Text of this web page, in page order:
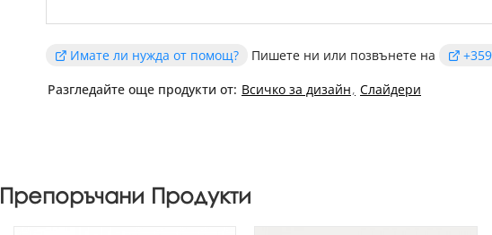
Имате ли нужда от помощ? Пишете ни или позвънете на
Разгледайте още продукти от: Всичко за дизайн Слайдери
Препоръчани Продукти